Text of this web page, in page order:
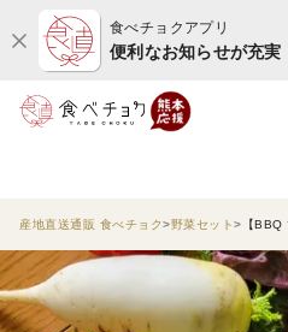
食べチョクアプリ
便利なお知らせが充実
産地直送通販 食べチョク 野菜セット 【